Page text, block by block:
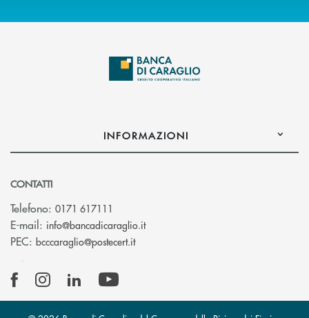
INFORMAZIONI
CONTATTI
Telefono: 0171 617111
E-mail: info@bancadicaraglio.it(si apre l’app di posta elettronica)
PEC: bcccaraglio@postecert.it(si apre l’app di posta elettronica)